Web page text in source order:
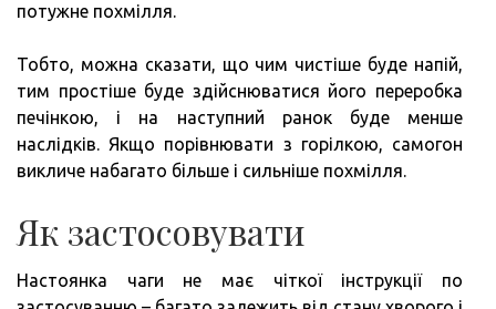
потужне похмілля.
Тобто, можна сказати, що чим чистіше буде напій,
тим простіше буде здійснюватися його переробка
печінкою, і на наступний ранок буде менше
наслідків. Якщо порівнювати з горілкою, самогон
викличе набагато більше і сильніше похмілля.
Як застосовувати
Настоянка чаги не має чіткої інструкції по